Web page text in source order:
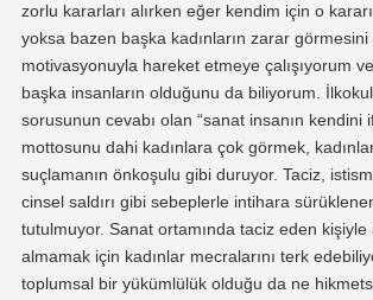
zorlu kararları alırken eğer kendim için o
yoksa bazen başka kadınların zarar
motivasyonuyla hareket etmeye çalışıyorum
başka insanların olduğunu da biliyorum.
sorusunun cevabı olan “sanat insanın kendini
mottosunu dahi kadınlara çok görmek,
suçlamanın önkoşulu gibi duruyor. Taciz,
cinsel saldırı gibi sebeplerle intihara
tutulmuyor. Sanat ortamında taciz eden kişiyle
almamak için kadınlar mecralarını terk
toplumsal bir yükümlülük olduğu da ne